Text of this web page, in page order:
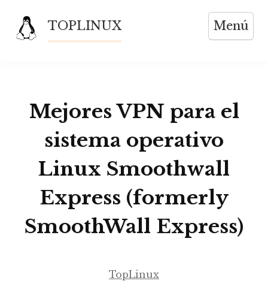
contenido
TOPLINUX Menú
Mejores VPN para el
sistema operativo
Linux Smoothwall
Express (formerly
SmoothWall Express)
TopLinux